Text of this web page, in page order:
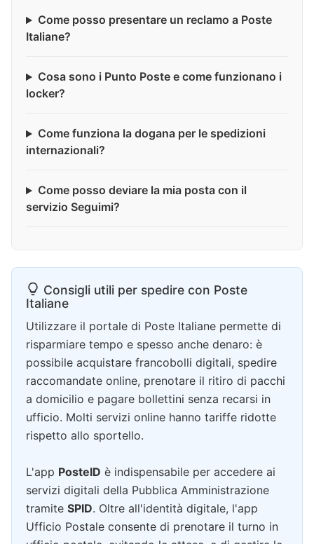
Come posso presentare un reclamo a Poste
Italiane?
Cosa sono i Punto Poste e come funzionano i
locker?
Come funziona la dogana per le spedizioni
internazionali?
Come posso deviare la mia posta con il
servizio Seguimi?
Consigli utili per spedire con Poste
Italiane
Utilizzare il portale di Poste Italiane permette di
risparmiare tempo e spesso anche denaro: è
possibile acquistare francobolli digitali, spedire
raccomandate online, prenotare il ritiro di pacchi
a domicilio e pagare bollettini senza recarsi in
ufficio. Molti servizi online hanno tariffe ridotte
rispetto allo sportello.
L'app PosteID è indispensabile per accedere ai
servizi digitali della Pubblica Amministrazione
tramite SPID. Oltre all'identità digitale, l'app
Ufficio Postale consente di prenotare il turno in